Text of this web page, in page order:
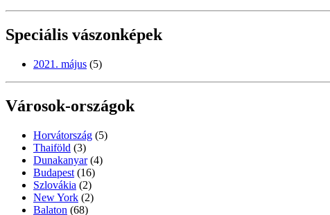
Speciális vászonképek
2021. május (5)
Városok-országok
Horvátország (5)
Thaiföld (3)
Dunakanyar (4)
Budapest (16)
Szlovákia (2)
New York (2)
Balaton (68)